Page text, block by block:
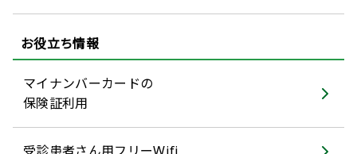
お役立ち情報
マイナンバーカードの
保険証利用